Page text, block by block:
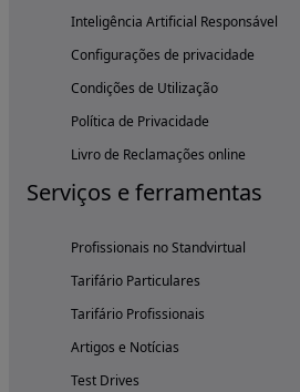
Inteligência Artificial Responsável
Configurações de privacidade
Condições de Utilização
Política de Privacidade
Livro de Reclamações online
Serviços e ferramentas
Profissionais no Standvirtual
Tarifário Particulares
Tarifário Profissionais
Artigos e Notícias
Test Drives